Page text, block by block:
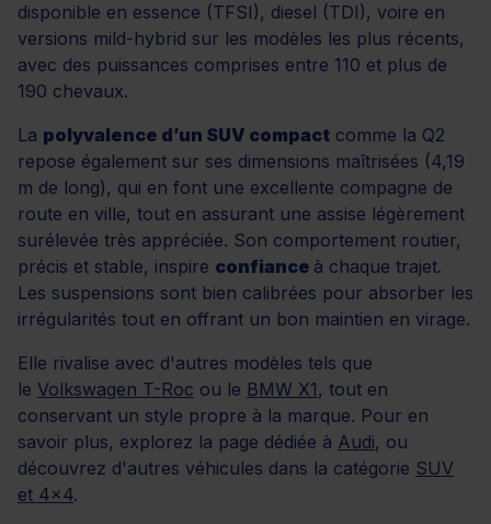
disponible en essence (TFSI), diesel (TDI), voire en
versions mild-hybrid sur les modèles les plus récents,
avec des puissances comprises entre 110 et plus de
190 chevaux.
La polyvalence d’un SUV compact comme la Q2
repose également sur ses dimensions maîtrisées (4,19
m de long), qui en font une excellente compagne de
route en ville, tout en assurant une assise légèrement
surélevée très appréciée. Son comportement routier,
précis et stable, inspire confiance à chaque trajet.
Les suspensions sont bien calibrées pour absorber les
irrégularités tout en offrant un bon maintien en virage.
Elle rivalise avec d'autres modèles tels que
le Volkswagen T-Roc ou le BMW X1, tout en
conservant un style propre à la marque. Pour en
savoir plus, explorez la page dédiée à Audi, ou
découvrez d'autres véhicules dans la catégorie SUV
et 4x4.